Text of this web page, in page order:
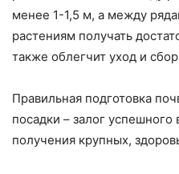
менее 1-1,5 м, а между
растениям получать
также облегчит уход и
Правильная подготовка
посадки – залог
получения крупных,